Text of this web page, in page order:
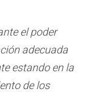
el poder
adecuada
estando en la
de los